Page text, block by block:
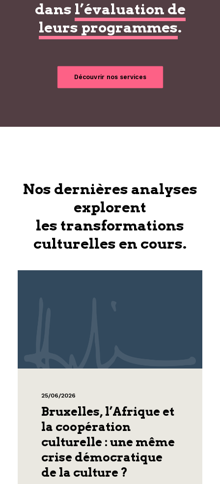
dans l’évaluation de
leurs programmes.
Découvrir nos services
Nos dernières analyses
explorent
les transformations
culturelles en cours.
25/06/2026
Bruxelles, l’Afrique et
la coopération
culturelle : une même
crise démocratique
de la culture ?